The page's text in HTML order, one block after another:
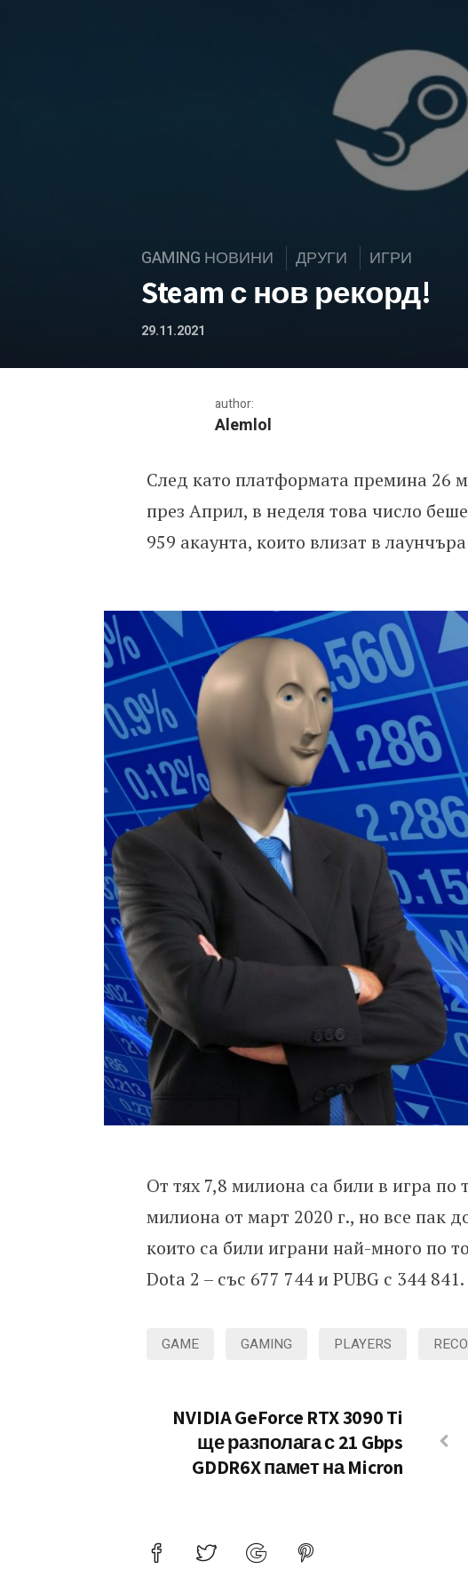
GAMING НОВИНИ ДРУГИ ИГРИ
Steam с нов рекорд!
29.11.2021
author:
Alemlol
Steam с нов рекорд!
След като платформата премина 26
през Април, в неделя това число
959 акаунта, които влизат в
От тях 7,8 милиона са били в игра по
милиона от март 2020 г., но все пак
които са били играни най-много по
Dota 2 – със 677 744 и PUBG с 344 841.
GAME GAMING PLAYERS
NVIDIA GeForce RTX 3090 Ti
ще разполага с 21 Gbps
GDDR6X памет на Micron